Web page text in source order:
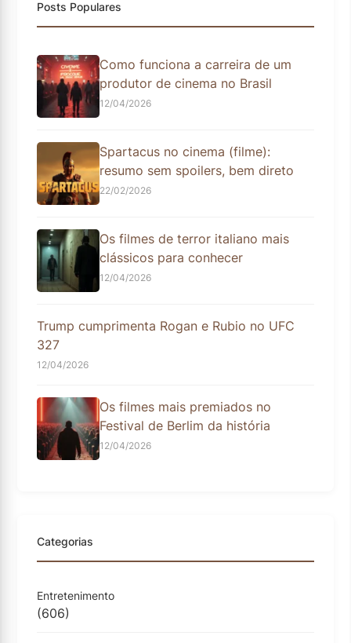
Posts Populares
Como funciona a carreira de um
produtor de cinema no Brasil
12/04/2026
Spartacus no cinema (filme):
resumo sem spoilers, bem direto
22/02/2026
Os filmes de terror italiano mais
clássicos para conhecer
12/04/2026
Trump cumprimenta Rogan e Rubio no UFC
327
12/04/2026
Os filmes mais premiados no
Festival de Berlim da história
12/04/2026
Categorias
Entretenimento
(606)